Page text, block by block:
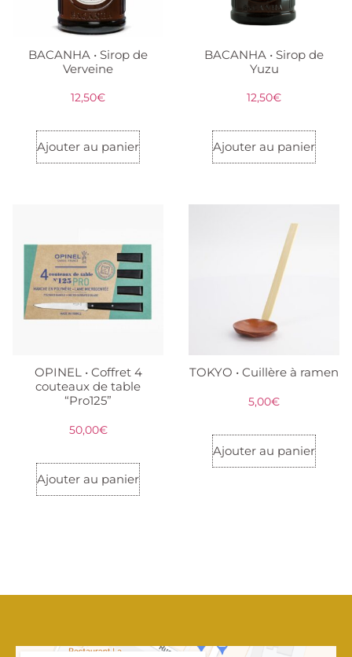
BACANHA • Sirop de
Verveine
12,50€
Ajouter au panier
BACANHA • Sirop de
Yuzu
12,50€
Ajouter au panier
OPINEL • Coffret 4
couteaux de table
“Pro125”
50,00€
Ajouter au panier
TOKYO • Cuillère à ramen
5,00€
Ajouter au panier